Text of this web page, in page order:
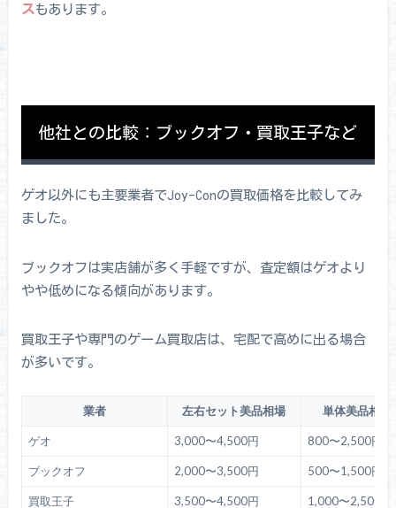
スもあります。
他社との比較：ブックオフ・買取王子など
ゲオ以外にも主要業者でJoy-Conの買取価格を比較してみ
ました。
ブックオフは実店舗が多く手軽ですが、査定額はゲオより
やや低めになる傾向があります。
買取王子や専門のゲーム買取店は、宅配で高めに出る場合
が多いです。
業者 左右セット美品相場 単体美品相場
ゲオ 3,000〜4,500円 800〜2,500円
ブックオフ 2,000〜3,500円 500〜1,500円
買取王子 3,500〜4,500円 1,000〜2,500円